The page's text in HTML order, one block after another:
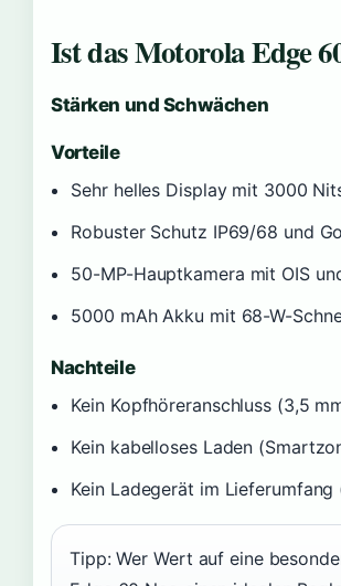
Ist das Motorola Edge
Stärken und Schwächen
Vorteile
Sehr helles Display mit 3000
Robuster Schutz IP69/68 und
50-MP-Hauptkamera mit OIS
5000 mAh Akku mit 68-W-
Nachteile
Kein Kopfhöreranschluss (3,5
Kein kabelloses Laden
Kein Ladegerät im
Tipp: Wer Wert auf eine